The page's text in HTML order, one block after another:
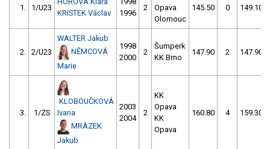
1. 1/U23
KRISTEK Václav
1996
2
Opava
Olomouc
145.50 0 149.10
2. 2/U23
WALTER Jakub
NĚMCOVÁ
Marie
1998
2000
2
Šumperk
KK Brno
147.90 2 147.90
3. 1/ZS
KLOBOUČKOVÁ
Ivana
MRÁZEK
Jakub
2003
2004
2
KK
Opava
KK
Opava
160.80 4 159.30